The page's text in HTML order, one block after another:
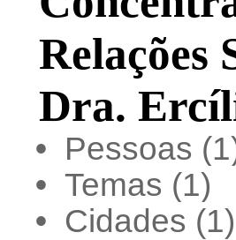
Relações
Dra.
•
•
•